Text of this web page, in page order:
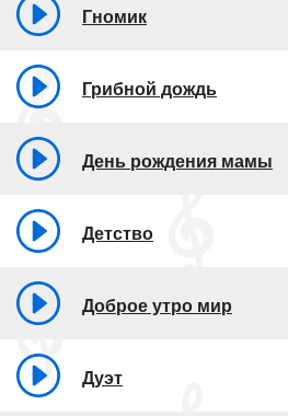
Гномик
Грибной дождь
День рождения мамы
Детство
Доброе утро мир
Дуэт